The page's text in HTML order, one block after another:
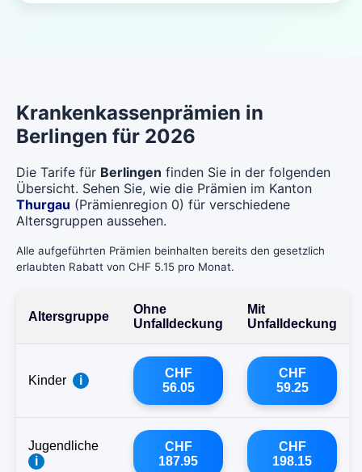
Krankenkassenprämien in
Berlingen für 2026
Die Tarife für Berlingen finden Sie in der folgenden
Übersicht. Sehen Sie, wie die Prämien im Kanton
Thurgau (Prämienregion 0) für verschiedene
Altersgruppen aussehen.
Alle aufgeführten Prämien beinhalten bereits den gesetzlich
erlaubten Rabatt von CHF 5.15 pro Monat.
Altersgruppe
Ohne
Unfalldeckung
Mit
Unfalldeckung
Kinder i
CHF
56.05
CHF
59.25
Jugendliche
i
CHF
187.95
CHF
198.15